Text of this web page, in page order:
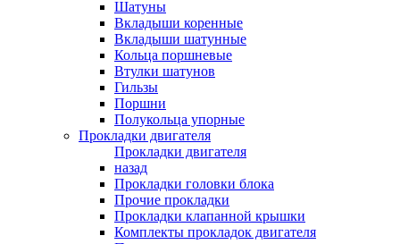
Шатуны
Вкладыши коренные
Вкладыши шатунные
Кольца поршневые
Втулки шатунов
Гильзы
Поршни
Полукольца упорные
Прокладки двигателя
Прокладки двигателя
назад
Прокладки головки блока
Прочие прокладки
Прокладки клапанной крышки
Комплекты прокладок двигателя